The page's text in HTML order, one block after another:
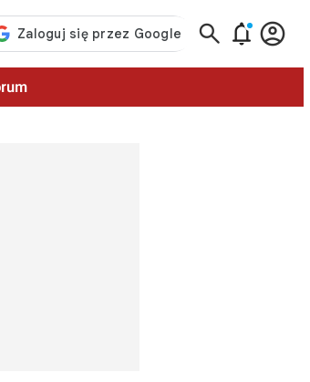
  